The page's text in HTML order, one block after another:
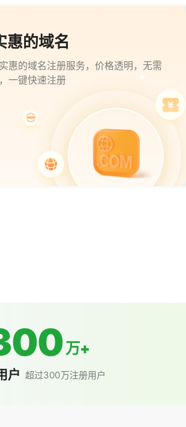
惠的域名
惠的域名注册服务，价格透明，无需
一键快速注册
万+
户 超过300万注册用户